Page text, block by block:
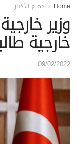
Home جميع الأخبار
وزير
خارجية
09/02/2022